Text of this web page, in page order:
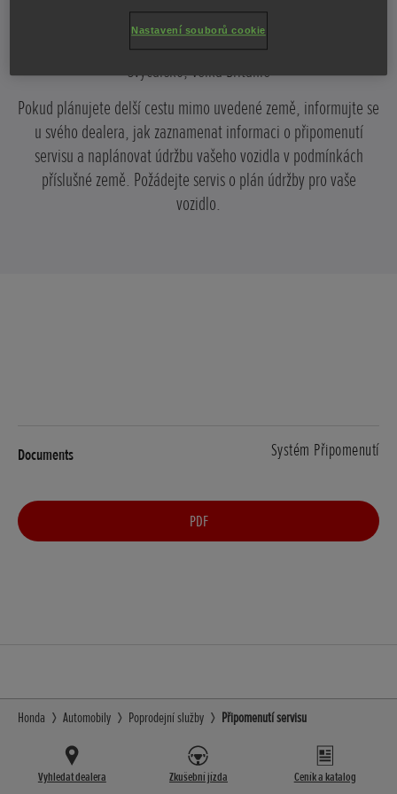
Německo, Nizozemsko, Norsko, Polsko, Portugalsko,
Rakousko, Řecko, Slovensko, Slovinsko, Španělsko, Švédsko,
Švýcarsko, Velká Británie
Pokud plánujete delší cestu mimo uvedené země, informujte se
u svého dealera, jak zaznamenat informaci o připomenutí
servisu a naplánovat údržbu vašeho vozidla v podmínkách
příslušné země. Požádejte servis o plán údržby pro vaše
vozidlo.
Systém Připomenutí
PDF
Honda Automobily Poprodejní služby Připomenutí servisu
Vyhledat dealera Zkušební jízda Ceník a katalog
Nastavení souborů cookie